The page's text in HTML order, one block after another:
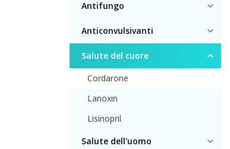
Antifungo
Anticonvulsivanti
Salute del cuore
Cordarone
Lanoxin
Lisinopril
Salute dell'uomo